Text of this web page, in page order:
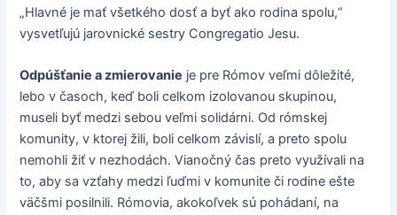
„Hlavné je mať všetkého dosť a byť ako rodina spolu,“
vysvetľujú jarovnické sestry Congregatio Jesu.
Odpúšťanie a zmierovanie je pre Rómov veľmi dôležité,
lebo v časoch, keď boli celkom izolovanou skupinou,
museli byť medzi sebou veľmi solidárni. Od rómskej
komunity, v ktorej žili, boli celkom závislí, a preto spolu
nemohli žiť v nezhodách. Vianočný čas preto využívali na
to, aby sa vzťahy medzi ľuďmi v komunite či rodine ešte
väčšmi posilnili. Rómovia, akokoľvek sú pohádaní, na